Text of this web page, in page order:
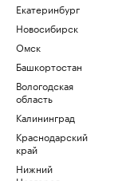
Екатеринбург
Новосибирск
Омск
Башкортостан
Вологодская
область
Калининград
Краснодарский
край
Нижний